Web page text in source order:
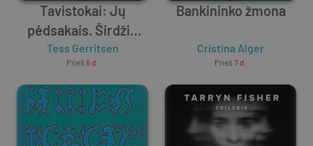
Tavistokai: Jų
pėdsakais. Širdžių
vagilė
Tess Gerritsen
Prieš 6 d.
Bankininko žmona
Cristina Alger
Prieš 7 d.